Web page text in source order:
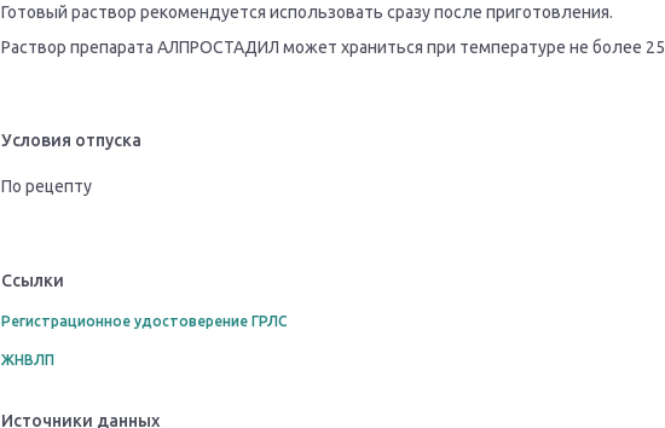
Готовый раствор рекомендуется использовать сразу после приготовления.
Раствор препарата АЛПРОСТАДИЛ может храниться при температуре не более 25
Условия отпуска
По рецепту
Ссылки
Регистрационное удостоверение ГРЛС
ЖНВЛП
Источники данных